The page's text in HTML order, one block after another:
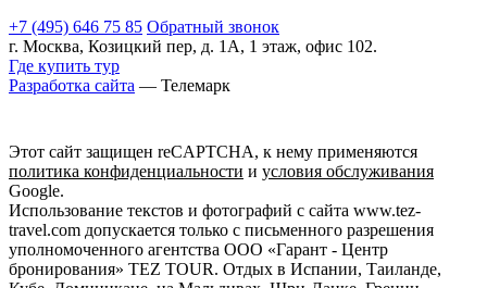
+7 (495) 646 75 85 Обратный звонок
г. Москва, Козицкий пер, д. 1А, 1 этаж, офис 102.
Где купить тур
Разработка сайта — Телемарк
Этот сайт защищен reCAPTCHA, к нему применяются
политика конфиденциальности и условия обслуживания
Google.
Использование текстов и фотографий с сайта www.tez-
travel.com допускается только с письменного разрешения
уполномоченного агентства ООО «Гарант - Центр
бронирования» TEZ TOUR. Отдых в Испании, Таиланде,